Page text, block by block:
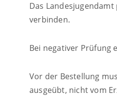
Das
verbinden.
Bei negativer Prüfung
Vor der Bestellung
ausgeübt, nicht vom